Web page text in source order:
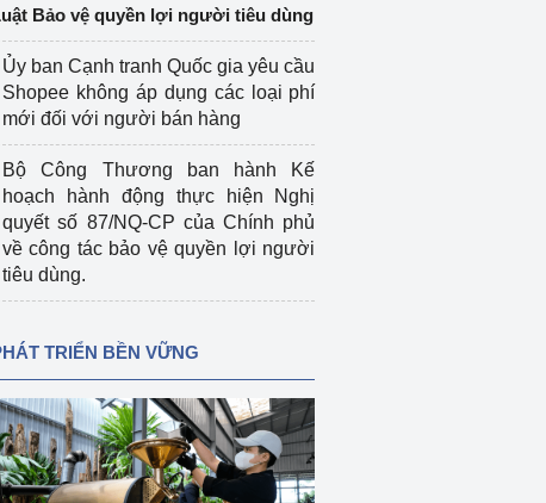
Bảo vệ quyền lợi người tiêu dùng
Ủy ban Cạnh tranh Quốc gia yêu cầu
Shopee không áp dụng các loại phí
mới đối với người bán hàng
Bộ Công Thương ban hành Kế
hoạch hành động thực hiện Nghị
quyết số 87/NQ-CP của Chính phủ
về công tác bảo vệ quyền lợi người
tiêu dùng.
TRIỂN BỀN VỮNG